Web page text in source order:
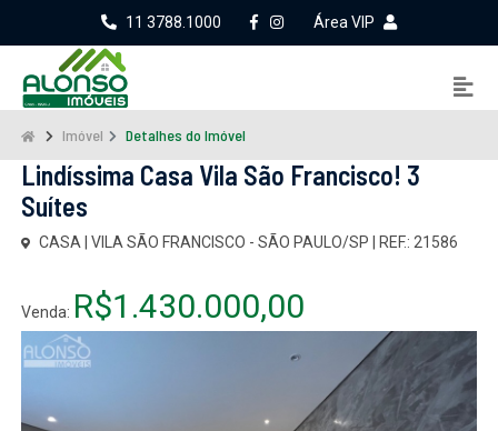
11 3788.1000 Área VIP
Imóvel Detalhes do Imóvel
Lindíssima Casa Vila São Francisco! 3
Suítes
CASA | VILA SÃO FRANCISCO - SÃO PAULO/SP | REF.: 21586
Venda: R$1.430.000,00